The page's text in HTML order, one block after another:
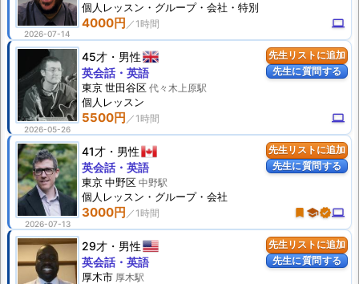
2026-07-14
4000円 computer
個人 レッスン ・グループ・会社・特別
先生リストに追加
先生に質問する
2026-05-26
45才 男性
5500円 computer
英会話・英語
東京 世田谷区 代々木上原駅
個人 レッスン
先生リストに追加
先生に質問する
2026-07-13
41才 男性
3000円 turned_in schoolverifiedcomputer
英会話・英語
東京 中野区 中野駅
個人 レッスン ・グループ・会社
先生リストに追加
先生に質問する
29才 男性
英会話・英語
厚木市 厚木駅